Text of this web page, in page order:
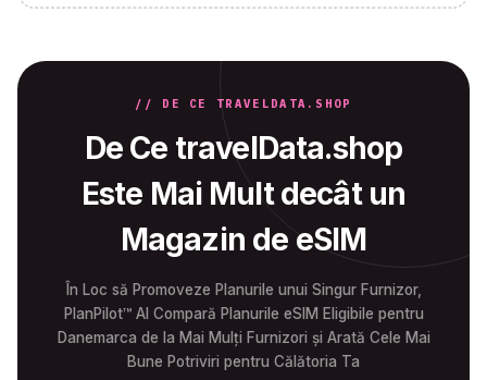
// DE CE TRAVELDATA.SHOP
De Ce travelData.shop
Este Mai Mult decât un
Magazin de eSIM
În Loc să Promoveze Planurile unui Singur Furnizor,
PlanPilot™ AI Compară Planurile eSIM Eligibile pentru
Danemarca de la Mai Mulți Furnizori și Arată Cele Mai
Bune Potriviri pentru Călătoria Ta